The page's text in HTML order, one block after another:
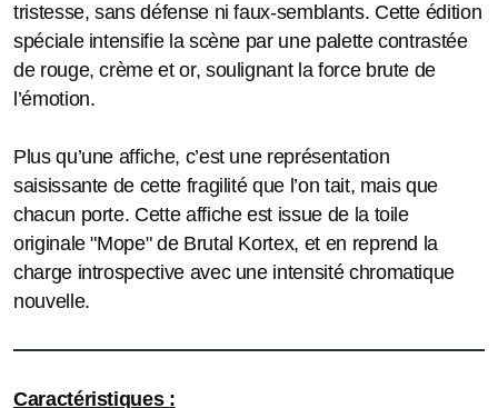
tristesse, sans défense ni faux-semblants. Cette édition
spéciale intensifie la scène par une palette contrastée
de rouge, crème et or, soulignant la force brute de
l’émotion.
Plus qu’une affiche, c’est une représentation
saisissante de cette fragilité que l’on tait, mais que
chacun porte. Cette affiche est issue de la toile
originale "Mope" de Brutal Kortex, et en reprend la
charge introspective avec une intensité chromatique
nouvelle.
Caractéristiques :